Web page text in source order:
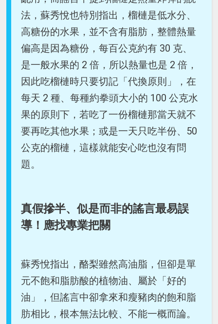
法，蘇秀悅也特別指出，榴槤是低水分、
高糖份的水果，並不含有脂肪，整體熱量
偏高是因為糖份，每百公克約有 30 克、
是一般水果的 2 倍，所以熱量也是 2 倍，
因此吃榴槤時只要切記「代換原則」，在
每天 2 種、每種約拳頭大小的 100 公克水
果的原則下，若吃了一份榴槤那當天就不
要再吃其他水果；或是一天只吃半份、50
公克的榴槤，這樣就能安心吃也沒有問
題。
真假摻半、似是而非的謠言最易誤
導！應找專業把關
蘇秀悅指出，酪梨雖然高油脂，但卻是單
元不飽和脂肪酸的植物油、屬於「好的
油」，但謠言中卻拿來和瘦豬肉的飽和脂
肪相比，根本無法比較、不能一概而論。